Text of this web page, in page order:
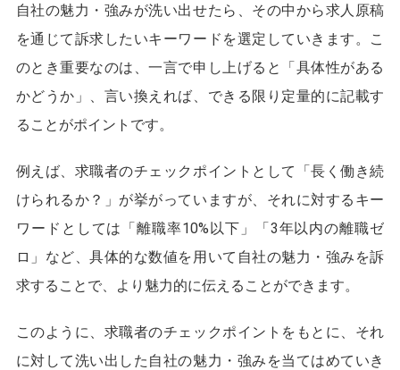
自社の魅力・強みが洗い出せたら、その中から求人原稿
を通じて訴求したいキーワードを選定していきます。こ
のとき重要なのは、一言で申し上げると「具体性がある
かどうか」、言い換えれば、できる限り定量的に記載す
ることがポイントです。
例えば、求職者のチェックポイントとして「長く働き続
けられるか？」が挙がっていますが、それに対するキー
ワードとしては「離職率10%以下」「3年以内の離職ゼ
ロ」など、具体的な数値を用いて自社の魅力・強みを訴
求することで、より魅力的に伝えることができます。
このように、求職者のチェックポイントをもとに、それ
に対して洗い出した自社の魅力・強みを当てはめていき